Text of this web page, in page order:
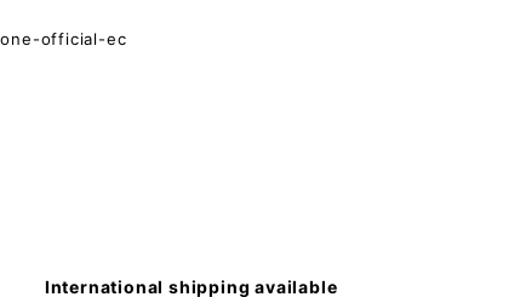
official-ec
International shipping available